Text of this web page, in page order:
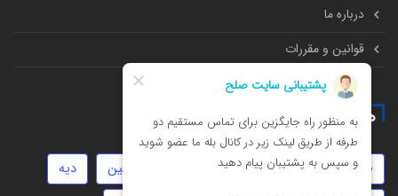
درباره ما
قوانین و مقررات
همه چیز درباره
طلاق تهمت جعل توهین
دیه